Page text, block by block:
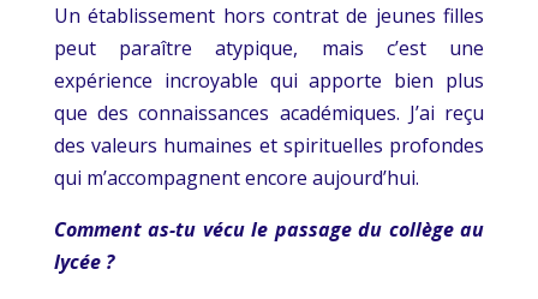
Un établissement hors contrat de jeunes filles
peut paraître atypique, mais c’est une
expérience incroyable qui apporte bien plus
que des connaissances académiques. J’ai reçu
des valeurs humaines et spirituelles profondes
qui m’accompagnent encore aujourd’hui.
Comment as-tu vécu le passage du collège au
lycée ?